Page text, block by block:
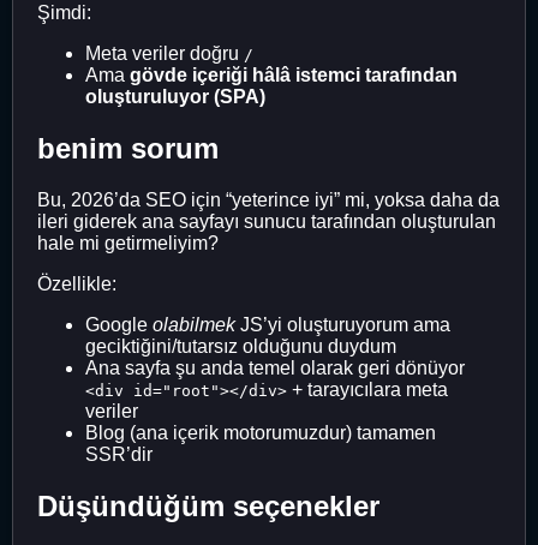
Şimdi:
Meta veriler doğru /
Ama gövde içeriği hâlâ istemci tarafından
oluşturuluyor (SPA)
benim sorum
Bu, 2026’da SEO için “yeterince iyi” mi, yoksa daha da
ileri giderek ana sayfayı sunucu tarafından oluşturulan
hale mi getirmeliyim?
Özellikle:
Google olabilmekJS’yi oluşturuyorum ama
geciktiğini/tutarsız olduğunu duydum
Ana sayfa şu anda temel olarak geri dönüyor
<div id="root"></div> + tarayıcılara meta
veriler
Blog (ana içerik motorumuzdur) tamamen
SSR’dir
Düşündüğüm seçenekler